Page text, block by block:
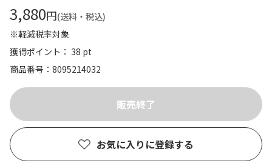
3,880円(送料・税込)
※軽減税率対象
獲得ポイント： 38 pt
商品番号
8095214032
お気に入りに登録する